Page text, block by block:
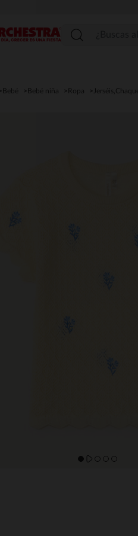
Bebé Bebé niña Ropa